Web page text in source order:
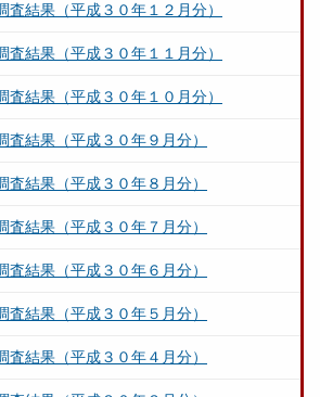
査結果（平成３０年１２月分）
査結果（平成３０年１１月分）
査結果（平成３０年１０月分）
査結果（平成３０年９月分）
査結果（平成３０年８月分）
査結果（平成３０年７月分）
査結果（平成３０年６月分）
査結果（平成３０年５月分）
査結果（平成３０年４月分）